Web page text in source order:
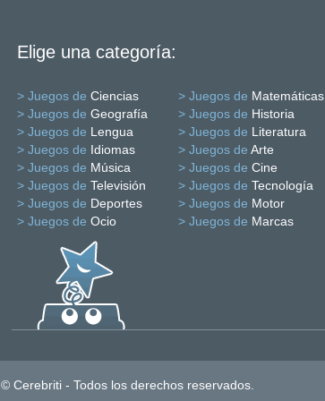
Elige una categoría:
> Juegos de Ciencias > Juegos de Matemáticas
> Juegos de Geografía > Juegos de Historia
> Juegos de Lengua > Juegos de Literatura
> Juegos de Idiomas > Juegos de Arte
> Juegos de Música > Juegos de Cine
> Juegos de Televisión > Juegos de Tecnología
> Juegos de Deportes > Juegos de Motor
> Juegos de Ocio > Juegos de Marcas
© Cerebriti - Todos los derechos reservados.